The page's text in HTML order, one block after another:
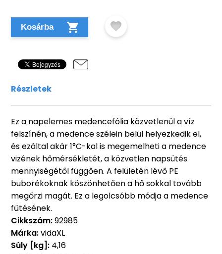
Kosárba
Részletek
Ez a napelemes medencefólia közvetlenül a víz
felszínén, a medence szélein belül helyezkedik el,
és ezáltal akár 1°C-kal is megemelheti a medence
vizének hőmérsékletét, a közvetlen napsütés
mennyiségétől függően. A felületén lévő PE
buborékoknak köszönhetően a hő sokkal tovább
megőrzi magát. Ez a legolcsóbb módja a medence
fűtésének.
Cikkszám:92985
Márka:vidaXL
Súly [kg]: 4,16